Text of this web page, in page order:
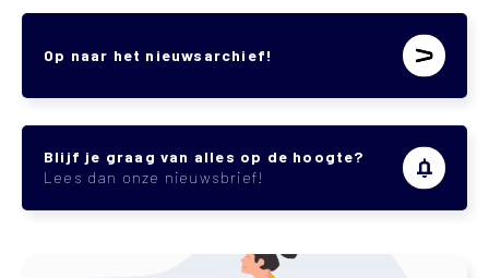
Op naar het nieuwsarchief!
Blijf je graag van alles op de hoogte?
Lees dan onze nieuwsbrief!